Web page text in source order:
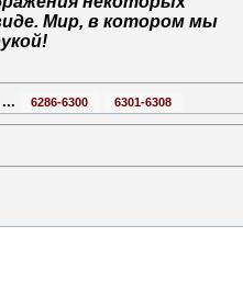
Мир, в котором мы
... 6286-6300 6301-6308